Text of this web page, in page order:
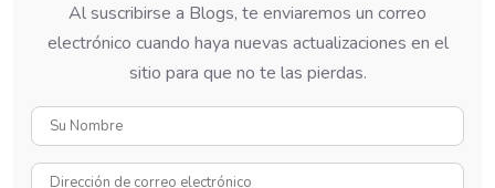
Al suscribirse a Blogs, te enviaremos un correo
electrónico cuando haya nuevas actualizaciones en el
sitio para que no te las pierdas.
Nombre
Dirección